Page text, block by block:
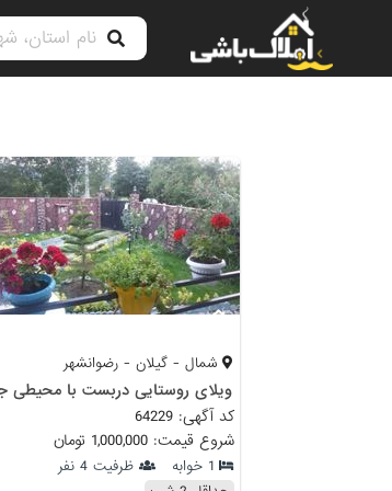
شمال - گیلان - رضوانشهر
کد آگهی: 64229
شروع قیمت: 1,000,000 تومان
1 خوابه
ظرفیت 4 نفر